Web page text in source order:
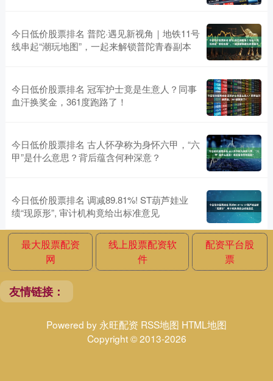
今日低价股票排名 普陀·遇见新视角｜地铁11号
线串起“潮玩地图”，一起来解锁普陀青春副本
今日低价股票排名 冠军护士竟是生意人？同事
血汗换奖金，361度跑路了！
今日低价股票排名 古人怀孕称为身怀六甲，“六
甲”是什么意思？背后蕴含何种深意？
今日低价股票排名 调减89.81%! ST葫芦娃业
绩“现原形”, 审计机构竟给出标准意见
最大股票配资
网
线上股票配资软
件
配资平台股
票
友情链接：
Powered by 永旺配资 RSS地图 HTML地图
Copyright© 2013-2026